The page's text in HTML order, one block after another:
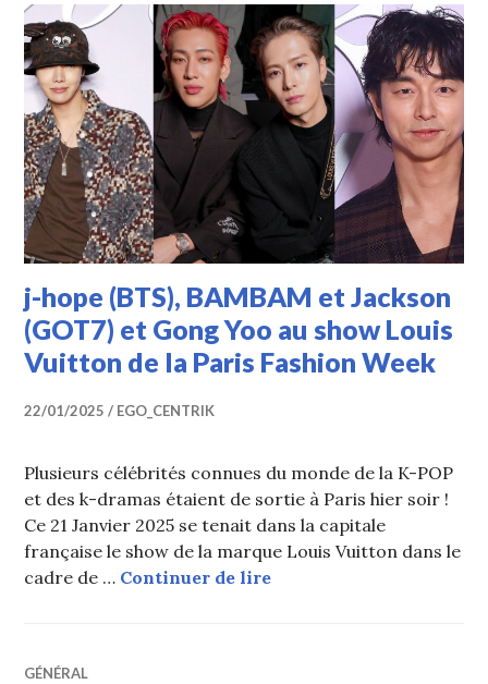
j-hope (BTS), BAMBAM et Jackson
(GOT7) et Gong Yoo au show Louis
Vuitton de la Paris Fashion Week
22/01/2025 EGO_CENTRIK
Plusieurs célébrités connues du monde de la K-POP
et des k-dramas étaient de sortie à Paris hier soir !
Ce 21 Janvier 2025 se tenait dans la capitale
française le show de la marque Louis Vuitton dans le
cadre de … Continuer de lirej-hope (BTS), BAMBAM
GÉNÉRAL